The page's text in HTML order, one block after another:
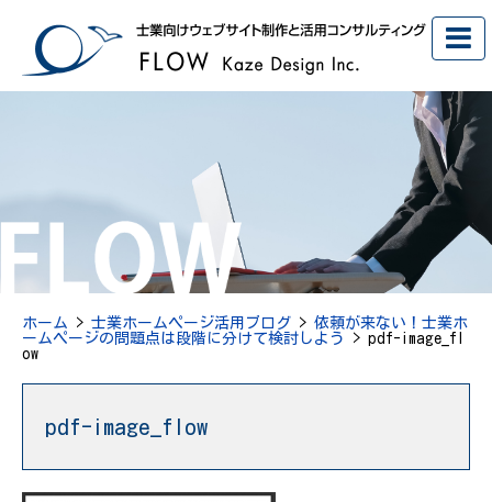
ホーム > 士業ホームページ活用ブログ > 依頼が来ない！士業ホ
ームページの問題点は段階に分けて検討しよう
> pdf-image_fl
ow
pdf-image_flow